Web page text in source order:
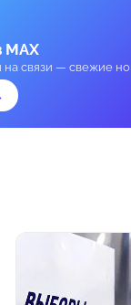
MAX
на связи — свежие